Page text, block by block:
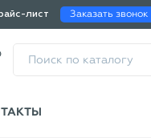
лист Заказать звонок